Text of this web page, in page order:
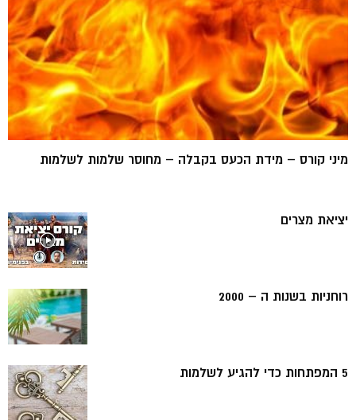
מיני קורס – מידת הכעס בקבלה – מחוסר שלמות לשלמות
יציאת מצרים
רוחניות בשנות ה – 2000
5 המפתחות כדי להגיע לשלמות